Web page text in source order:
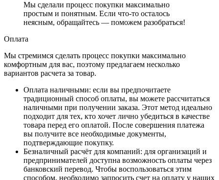
Мы сделали процесс покупки максимально
простым и понятным. Если что-то осталось
неясным, обращайтесь — поможем разобраться!
Оплата
Мы стремимся сделать процесс покупки максимально
комфортным для вас, поэтому предлагаем несколько
вариантов расчета за товар.
Оплата наличными: если вы предпочитаете
традиционный способ оплаты, вы можете рассчитаться
наличными при получении заказа. Этот метод идеально
подходит для тех, кто хочет лично убедиться в качестве
товара перед его оплатой. После совершения платежа
вы получите все необходимые документы,
подтверждающие покупку.
Безналичный расчёт для компаний: для организаций и
предпринимателей доступна возможность оплаты через
банковский перевод. Чтобы воспользоваться этим
способом, необходимо запросить счет на оплату у наших